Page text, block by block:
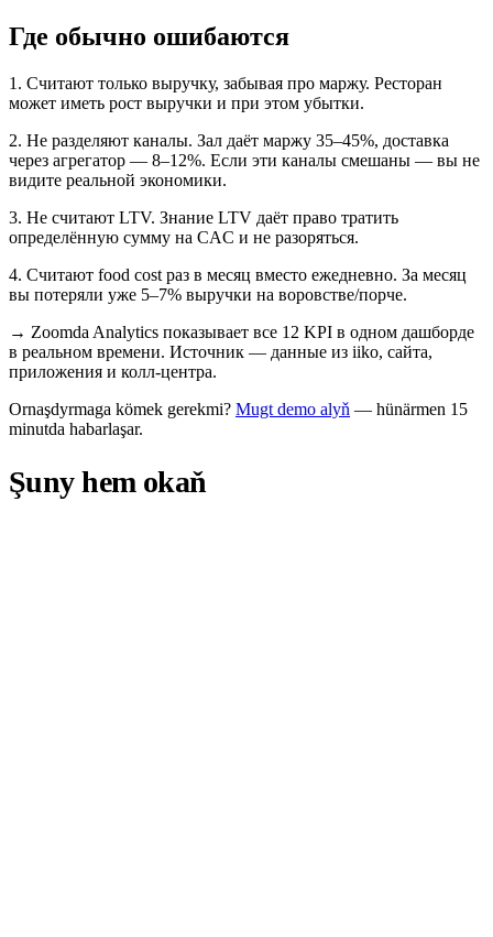
Где обычно ошибаются
1. Считают только выручку, забывая про маржу. Ресторан
может иметь рост выручки и при этом убытки.
2. Не разделяют каналы. Зал даёт маржу 35–45%, доставка
через агрегатор — 8–12%. Если эти каналы смешаны — вы не
видите реальной экономики.
3. Не считают LTV. Знание LTV даёт право тратить
определённую сумму на CAC и не разоряться.
4. Считают food cost раз в месяц вместо ежедневно. За месяц
вы потеряли уже 5–7% выручки на воровстве/порче.
→ Zoomda Analytics показывает все 12 KPI в одном дашборде
в реальном времени. Источник — данные из iiko, сайта,
приложения и колл-центра.
Ornaşdyrmaga kömek gerekmi? Mugt demo alyň — hünärmen 15
minutda habarlaşar.
Şuny hem okaň